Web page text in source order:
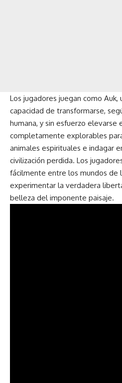
Los jugadores juegan como Auk,
capacidad de transformarse,
humana, y sin esfuerzo elevarse
completamente explorables
animales espirituales e indagar
civilización perdida. Los
fácilmente entre los mundos de
experimentar la verdadera
belleza del imponente paisaje.